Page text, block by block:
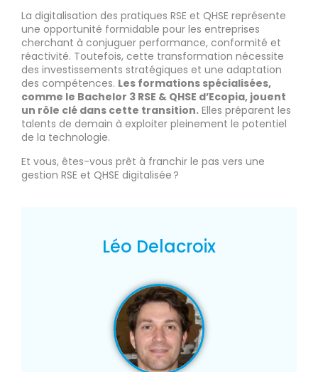
La digitalisation des pratiques RSE et QHSE représente
une opportunité formidable pour les entreprises
cherchant à conjuguer performance, conformité et
réactivité. Toutefois, cette transformation nécessite
des investissements stratégiques et une adaptation
des compétences. Les formations spécialisées,
comme le Bachelor 3 RSE & QHSE d’Ecopia, jouent
un rôle clé dans cette transition. Elles préparent les
talents de demain à exploiter pleinement le potentiel
de la technologie.
Et vous, êtes-vous prêt à franchir le pas vers une
gestion RSE et QHSE digitalisée ?
Léo Delacroix